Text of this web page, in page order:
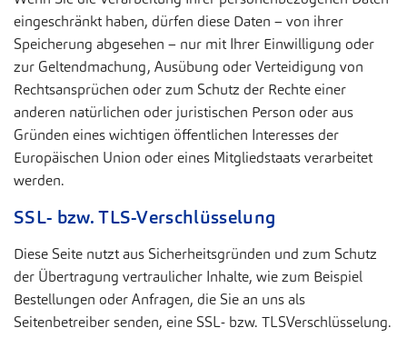
eingeschränkt haben, dürfen diese Daten – von ihrer
Speicherung abgesehen – nur mit Ihrer Einwilligung oder
zur Geltendmachung, Ausübung oder Verteidigung von
Rechtsansprüchen oder zum Schutz der Rechte einer
anderen natürlichen oder juristischen Person oder aus
Gründen eines wichtigen öffentlichen Interesses der
Europäischen Union oder eines Mitgliedstaats verarbeitet
werden.
SSL- bzw. TLS-Verschlüsselung
Diese Seite nutzt aus Sicherheitsgründen und zum Schutz
der Übertragung vertraulicher Inhalte, wie zum Beispiel
Bestellungen oder Anfragen, die Sie an uns als
Seitenbetreiber senden, eine SSL- bzw. TLSVerschlüsselung.